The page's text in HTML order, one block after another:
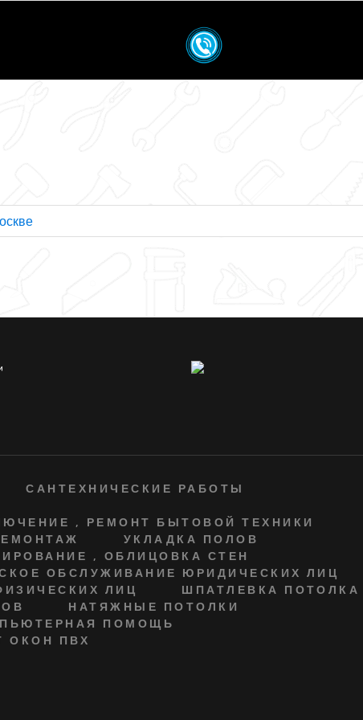
САНТЕХНИЧЕСКИЕ РАБОТЫ
, РЕМОНТ БЫТОВОЙ ТЕХНИКИ
УКЛАДКА ПОЛОВ
, ОБЛИЦОВКА СТЕН
ОБСЛУЖИВАНИЕ ЮРИДИЧЕСКИХ ЛИЦ
ЛИЦ
ШПАТЛЕВКА ПОТОЛКА
НАТЯЖНЫЕ ПОТОЛКИ
ПОМОЩЬ
ОКОН ПВХ